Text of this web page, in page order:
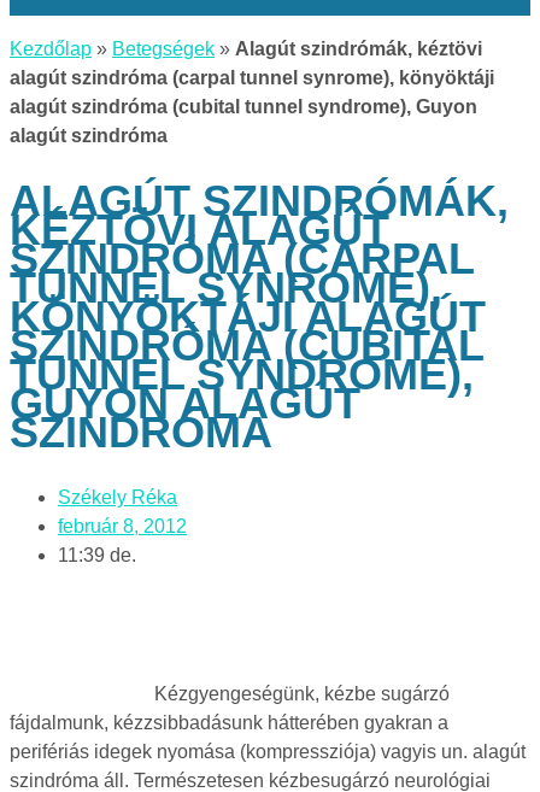
Kezdőlap » Betegségek » Alagút szindrómák, kéztövi
alagút szindróma (carpal tunnel synrome), könyöktáji
alagút szindróma (cubital tunnel syndrome), Guyon
alagút szindróma
ALAGÚT SZINDRÓMÁK,
KÉZTÖVI ALAGÚT
SZINDRÓMA (CARPAL
TUNNEL SYNROME),
KÖNYÖKTÁJI ALAGÚT
SZINDRÓMA (CUBITAL
TUNNEL SYNDROME),
GUYON ALAGÚT
SZINDRÓMA
Székely Réka
február 8, 2012
11:39 de.
Kézgyengeségünk, kézbe sugárzó
fájdalmunk, kézzsibbadásunk hátterében gyakran a
perifériás idegek nyomása (kompressziója) vagyis un. alagút
szindróma áll. Természetesen kézbesugárzó neurológiai